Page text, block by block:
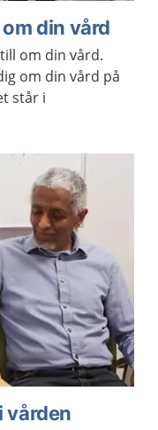
din vård
om din vård.
om din vård på
står i
vården